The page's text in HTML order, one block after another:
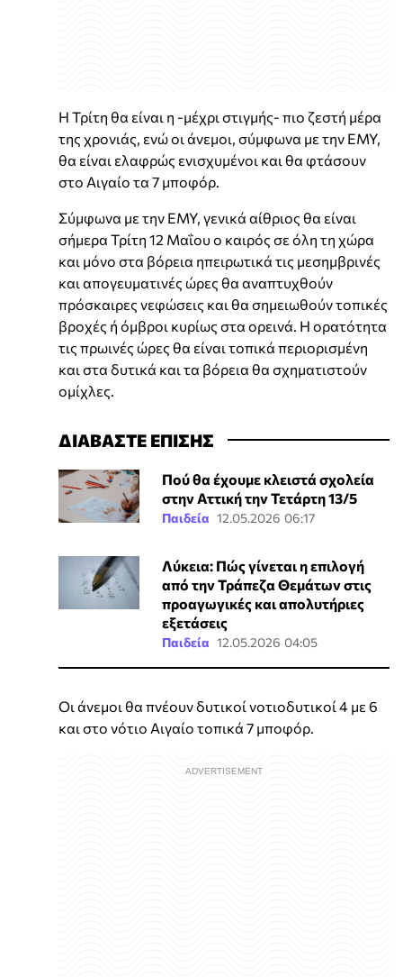
Η Τρίτη θα είναι η -μέχρι στιγμής- πιο ζεστή μέρα
της χρονιάς, ενώ οι άνεμοι, σύμφωνα με την ΕΜΥ,
θα είναι ελαφρώς ενισχυμένοι και θα φτάσουν
στο Αιγαίο τα 7 μποφόρ.
Σύμφωνα με την ΕΜΥ, γενικά αίθριος θα είναι
σήμερα Τρίτη 12 Μαΐου ο καιρός σε όλη τη χώρα
και μόνο στα βόρεια ηπειρωτικά τις μεσημβρινές
και απογευματινές ώρες θα αναπτυχθούν
πρόσκαιρες νεφώσεις και θα σημειωθούν τοπικές
βροχές ή όμβροι κυρίως στα ορεινά. Η ορατότητα
τις πρωινές ώρες θα είναι τοπικά περιορισμένη
και στα δυτικά και τα βόρεια θα σχηματιστούν
ομίχλες.
ΔΙΑΒΑΣΤΕ ΕΠΙΣΗΣ
Πού θα έχουμε κλειστά σχολεία
στην Αττική την Τετάρτη 13/5
Παιδεία 12.05.2026 06:17
Λύκεια: Πώς γίνεται η επιλογή
από την Τράπεζα Θεμάτων στις
προαγωγικές και απολυτήριες
εξετάσεις
Παιδεία 12.05.2026 04:05
Οι άνεμοι θα πνέουν δυτικοί νοτιοδυτικοί 4 με 6
και στο νότιο Αιγαίο τοπικά 7 μποφόρ.